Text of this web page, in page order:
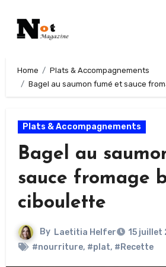
Home
Plats & Accompagnements
Bagel au saumon fumé et sauce
Plats & Accompagnements
Bagel au
sauce fromage
ciboulette
By Laetitia Helfer
15 juillet
#nourriture, #plat, #Recette